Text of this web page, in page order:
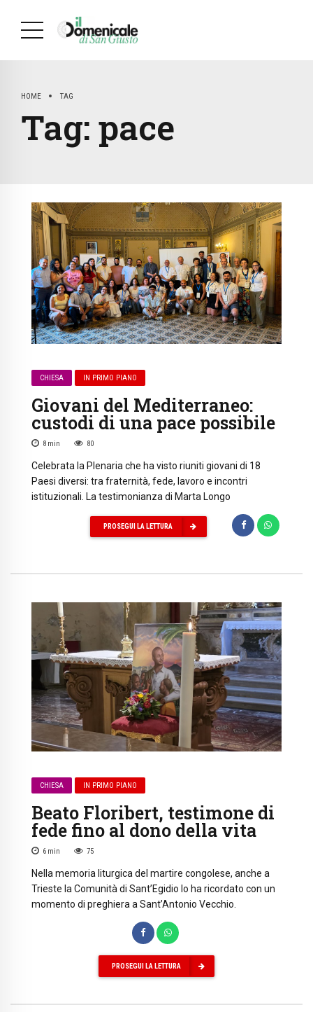
HOME TAG
Tag: pace
CHIESA IN PRIMO PIANO
Giovani del Mediterraneo:
custodi di una pace possibile
8 min 80
Celebrata la Plenaria che ha visto riuniti giovani di 18
Paesi diversi: tra fraternità, fede, lavoro e incontri
istituzionali. La testimonianza di Marta Longo
PROSEGUI LA LETTURA
CHIESA IN PRIMO PIANO
Beato Floribert, testimone di
fede fino al dono della vita
6 min 75
Nella memoria liturgica del martire congolese, anche a
Trieste la Comunità di Sant’Egidio lo ha ricordato con un
momento di preghiera a Sant’Antonio Vecchio.
PROSEGUI LA LETTURA